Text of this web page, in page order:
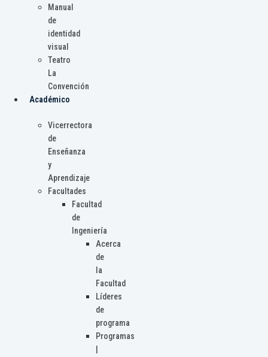
Manual
de
identidad
visual
Teatro
La
Convención
Académico
Vicerrectora
de
Enseñanza
y
Aprendizaje
Facultades
Facultad
de
Ingeniería
Acerca
de
la
Facultad
Líderes
de
programa
Programas